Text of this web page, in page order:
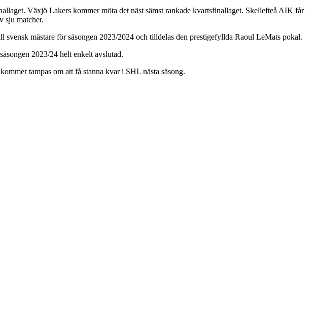
Växjö Lakers kommer möta det näst sämst rankade kvartsfinallaget. Skellefteå AIK får
sju matcher.
mästare för säsongen 2023/2024 och tilldelas den prestigefyllda Raoul LeMats pokal.
2023/24 helt enkelt avslutad.
tampas om att få stanna kvar i SHL nästa säsong.